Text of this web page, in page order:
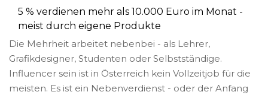
5 % verdienen mehr als 10.000 Euro im Monat -
meist durch eigene Produkte
Die Mehrheit arbeitet nebenbei - als Lehrer,
Grafikdesigner, Studenten oder Selbstständige.
Influencer sein ist in Österreich kein Vollzeitjob für die
meisten. Es ist ein Nebenverdienst - oder der Anfang